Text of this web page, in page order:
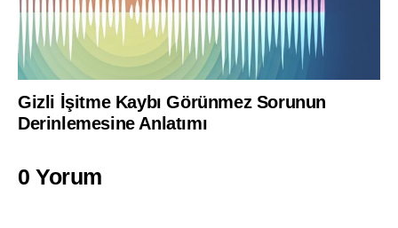
Gizli İşitme Kaybı Görünmez Sorunun
Derinlemesine Anlatımı
0 Yorum